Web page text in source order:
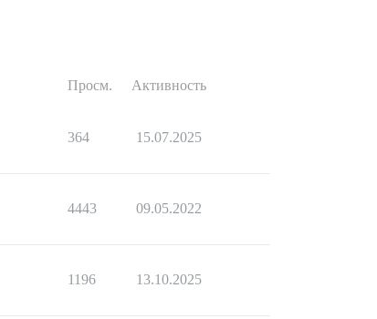
Просм. Активность
364 15.07.2025
4443 09.05.2022
1196 13.10.2025